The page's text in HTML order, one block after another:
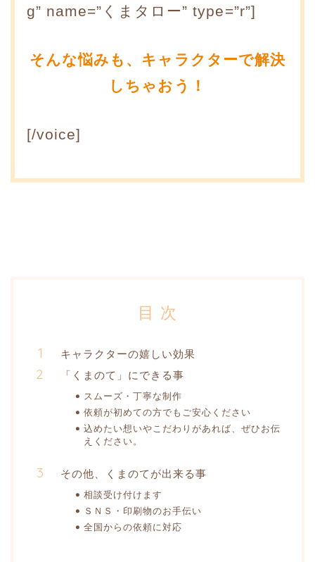
g” name=”くまタロー” type=”r”]
そんな悩みも、キャラクターで解決
しちゃおう！
[/voice]
目 次
キャラクターの嬉しい効果
「くまのて」にできる事
スムーズ・丁寧な制作
依頼が初めての方でもご安心ください
込めたい想いやこだわりがあれば、ぜひお伝
えください。
その他、くまのてが出来る事
相談受け付けます
ＳＮＳ・印刷物のお手伝い
全国からの依頼に対応